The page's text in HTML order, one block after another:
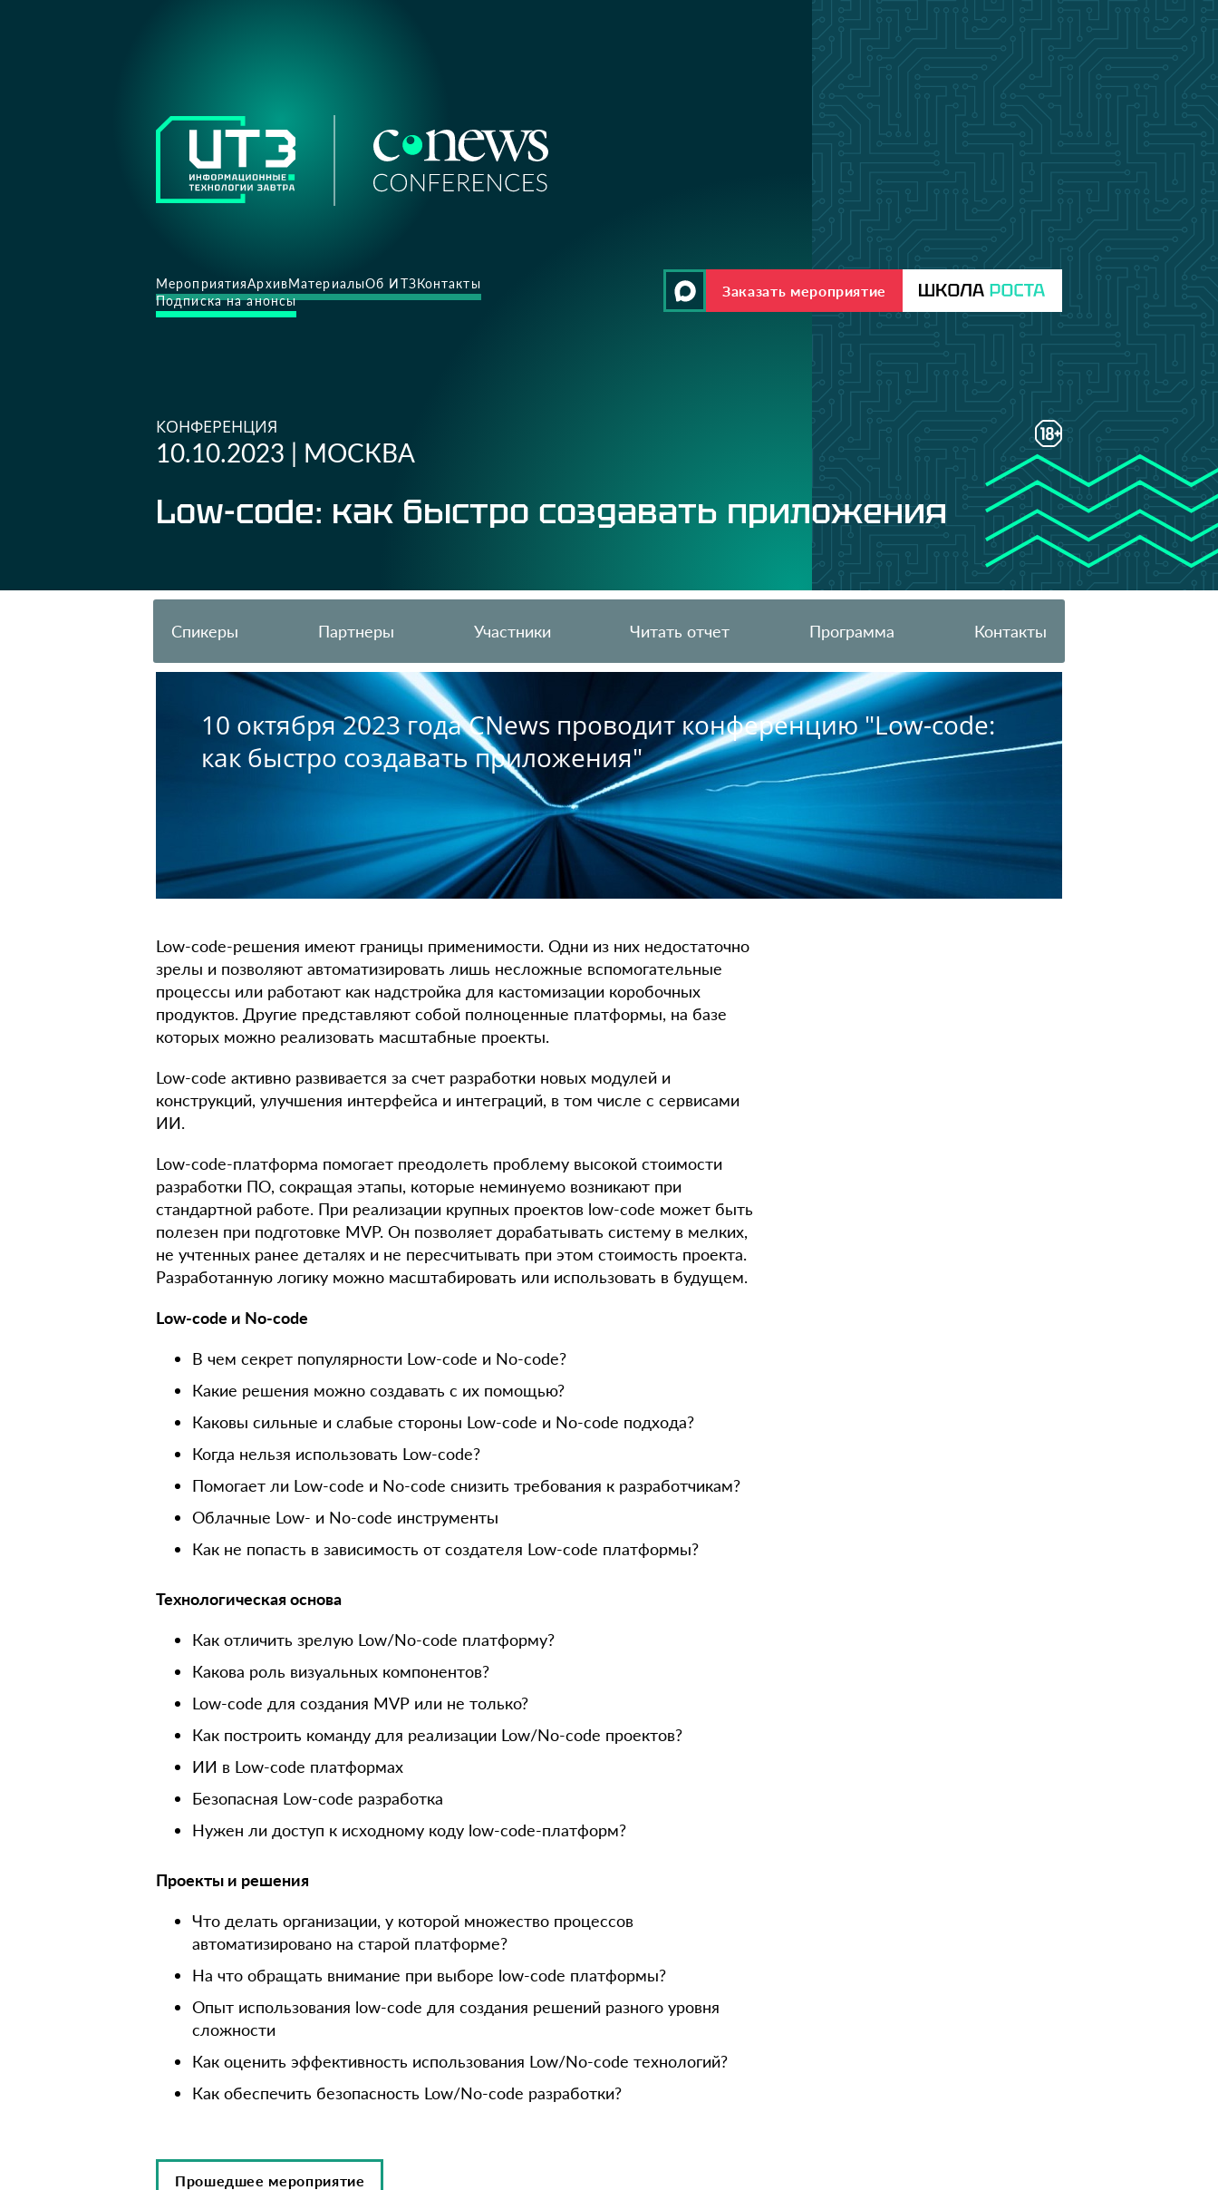
МероприятияАрхивМатериалыОб ИТЗКонтакты
Подписка на анонсы
Заказать мероприятие
КОНФЕРЕНЦИЯ
10.10.2023 | МОСКВА
Low-code: как быстро создавать приложения
Спикеры Партнеры Участники Читать отчет Программа Контакты
10 октября 2023 года CNews проводит конференцию "Low-code:
как быстро создавать приложения"
Low-code-решения имеют границы применимости. Одни из них недостаточно
зрелы и позволяют автоматизировать лишь несложные вспомогательные
процессы или работают как надстройка для кастомизации коробочных
продуктов. Другие представляют собой полноценные платформы, на базе
которых можно реализовать масштабные проекты.
Low-code активно развивается за счет разработки новых модулей и
конструкций, улучшения интерфейса и интеграций, в том числе с сервисами
ИИ.
Low-code-платформа помогает преодолеть проблему высокой стоимости
разработки ПО, сокращая этапы, которые неминуемо возникают при
стандартной работе. При реализации крупных проектов low-code может быть
полезен при подготовке MVP. Он позволяет дорабатывать систему в мелких,
не учтенных ранее деталях и не пересчитывать при этом стоимость проекта.
Разработанную логику можно масштабировать или использовать в будущем.
Low-code и No-code
В чем секрет популярности Low-code и No-code?
Какие решения можно создавать с их помощью?
Каковы сильные и слабые стороны Low-code и No-code подхода?
Когда нельзя использовать Low-code?
Помогает ли Low-code и No-code снизить требования к разработчикам?
Облачные Low- и No-code инструменты
Как не попасть в зависимость от создателя Low-code платформы?
Технологическая основа
Как отличить зрелую Low/No-code платформу?
Какова роль визуальных компонентов?
Low-code для создания MVP или не только?
Как построить команду для реализации Low/No-code проектов?
ИИ в Low-code платформах
Безопасная Low-code разработка
Нужен ли доступ к исходному коду low-code-платформ?
Проекты и решения
Что делать организации, у которой множество процессов
автоматизировано на старой платформе?
На что обращать внимание при выборе low-code платформы?
Опыт использования low-code для создания решений разного уровня
сложности
Как оценить эффективность использования Low/No-code технологий?
Как обеспечить безопасность Low/No-code разработки?
Прошедшее мероприятие